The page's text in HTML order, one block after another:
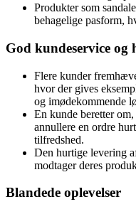
Produkter som
behagelige pasform,
God kundeservice og
Flere kunder
hvor der gives
og imødekommende
En kunde beretter
annullere en ordre
tilfredshed.
Den hurtige levering
modtager deres
Blandede oplevelser